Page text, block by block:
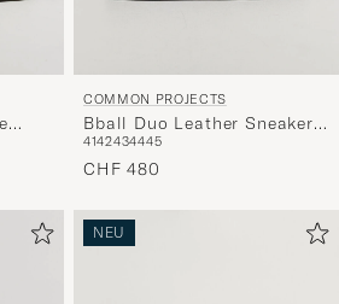
COMMON PROJECTS
Bball Duo Leather Sneaker
Black
4142434445
CHF 480
NEU